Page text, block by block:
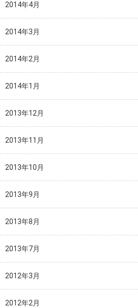
2014年4月
2014年3月
2014年2月
2014年1月
2013年12月
2013年11月
2013年10月
2013年9月
2013年8月
2013年7月
2012年3月
2012年2月